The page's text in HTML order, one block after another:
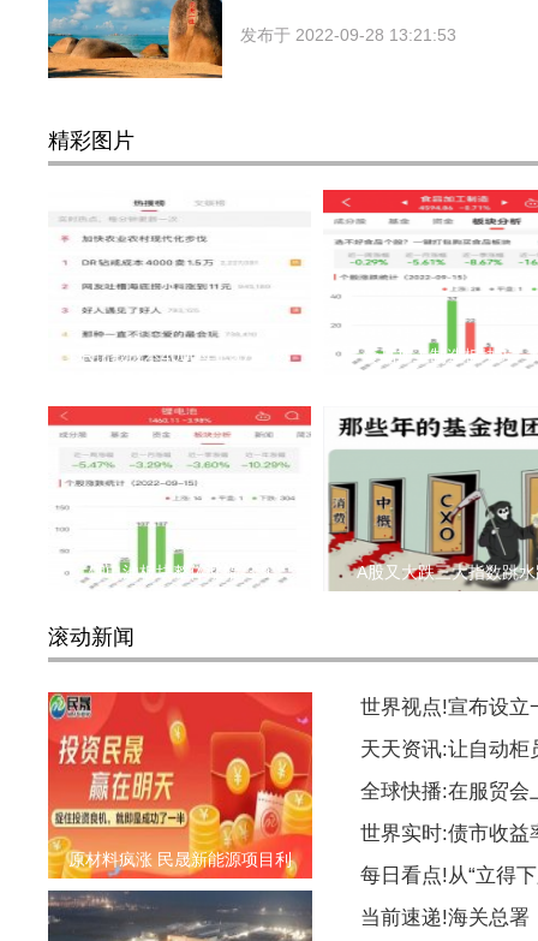
发布于 2022-09-28 13:21:53
精彩图片
DR钻戒成本4000卖1.5万上热 食品加工制造板块近一
锂电池板块整体涨幅-3.9 A股又大跌三大指数跳
滚动新闻
原材料疯涨 民晟新能源项目利
世界视点!宣布设立
天天资讯:让自动柜
全球快播:在服贸会
世界实时:债市收益
每日看点!从“立得
当前速递!海关总署